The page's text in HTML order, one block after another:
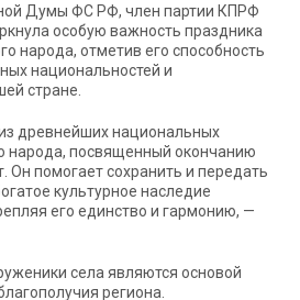
Думы ФС РФ, член партии КПРФ
особую важность праздника
народа, отметив его способность
национальностей и
стране.
древнейших национальных
народа, посвященный окончанию
Он помогает сохранить и передать
культурное наследие
его единство и гармонию, —
села являются основой
региона.